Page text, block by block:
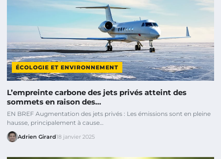
ÉCOLOGIE ET ENVIRONNEMENT
L’empreinte carbone des jets privés atteint des
sommets en raison des…
EN BREF Augmentation des jets privés : Les émissions sont en pleine
hausse, principalement à cause…
Adrien Girard18 janvier 2025